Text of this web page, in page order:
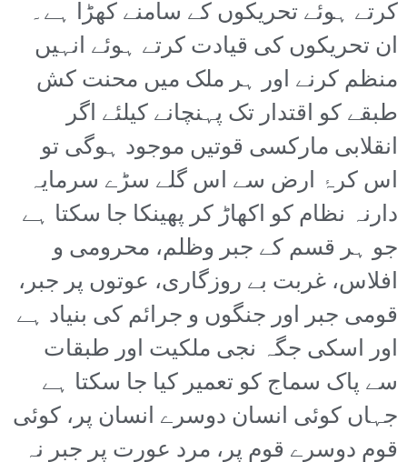
کرتے ہوئے تحریکوں کے سامنے کھڑا ہے۔
ان تحریکوں کی قیادت کرتے ہوئے انہیں
منظم کرنے اور ہر ملک میں محنت کش
طبقے کو اقتدار تک پہنچانے کیلئے اگر
انقلابی مارکسی قوتیں موجود ہوگی تو
اس کرۂ ارض سے اس گلے سڑے سرمایہ
دارنہ نظام کو اکھاڑ کر پھینکا جا سکتا ہے
جو ہر قسم کے جبر وظلم، محرومی و
افلاس، غربت بے روزگاری، عوتوں پر جبر،
قومی جبر اور جنگوں و جرائم کی بنیاد ہے
اور اسکی جگہ نجی ملکیت اور طبقات
سے پاک سماج کو تعمیر کیا جا سکتا ہے
جہاں کوئی انسان دوسرے انسان پر، کوئی
قوم دوسرے قوم پر، مرد عورت پر جبر نہ